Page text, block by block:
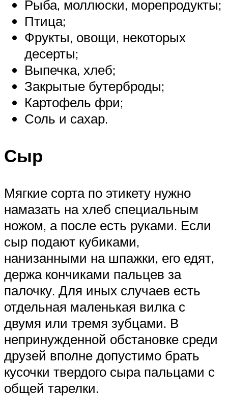
Рыба, моллюски, морепродукты;
Птица;
Фрукты, овощи, некоторых
десерты;
Выпечка, хлеб;
Закрытые бутерброды;
Картофель фри;
Соль и сахар.
Сыр
Мягкие сорта по этикету нужно
намазать на хлеб специальным
ножом, а после есть руками. Если
сыр подают кубиками,
нанизанными на шпажки, его едят,
держа кончиками пальцев за
палочку. Для иных случаев есть
отдельная маленькая вилка с
двумя или тремя зубцами. В
непринужденной обстановке среди
друзей вполне допустимо брать
кусочки твердого сыра пальцами с
общей тарелки.